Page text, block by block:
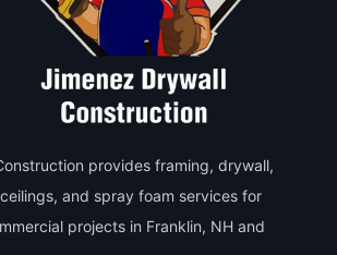
provides framing, drywall,
and spray foam services for
projects in Franklin, NH and